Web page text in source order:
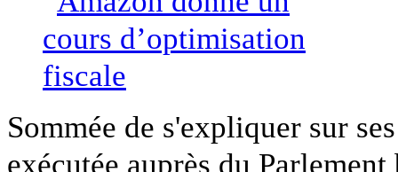
Sommée de s'expliquer sur
exécutée auprès du